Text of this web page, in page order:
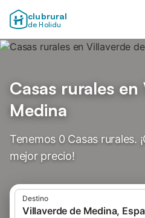
clubrural
de Holidu
Casas rurales
Medina
Tenemos 0 Casas rurales.
mejor precio!
Destino
Villaverde de Medina,